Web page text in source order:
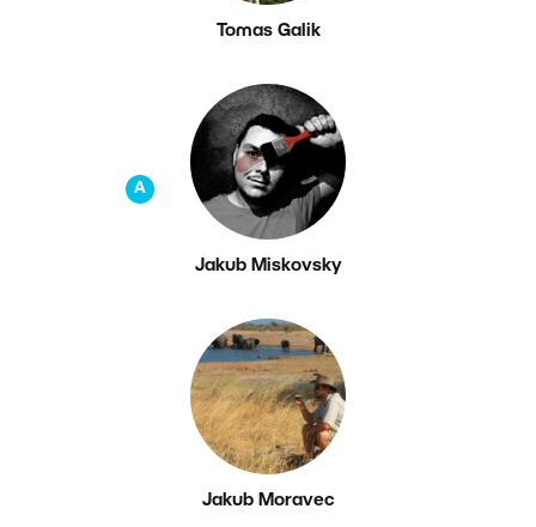
Tomas Galik
A
Jakub Miskovsky
Jakub Moravec